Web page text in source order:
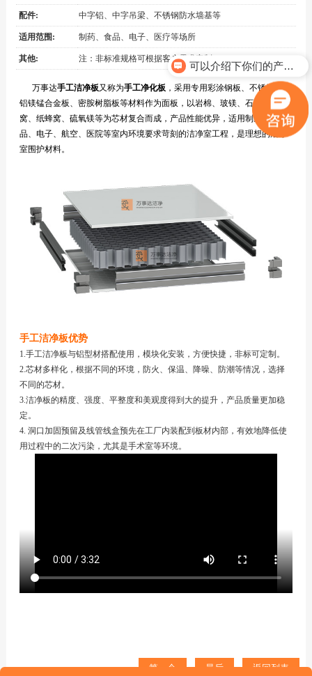
配件: 中字铝、中字吊梁、不锈钢防水墙基等
适用范围: 制药、食品、电子、医疗等场所
其他: 注：非标准规格可根据客户需求定制
万事达手工洁净板又称为手工净化板，采用专用彩涂钢板、不锈钢板、
铝镁锰合金板、密胺树脂板等材料作为面板，以岩棉、玻镁、石膏、铝蜂
窝、纸蜂窝、硫氧镁等为芯材复合而成，产品性能优异，适用制药、食
品、电子、航空、医院等室内环境要求苛刻的洁净室工程，是理想的洁净
室围护材料。
手工洁净板优势
1.手工洁净板与铝型材搭配使用，模块化安装，方便快捷，非标可定制。
2.芯材多样化，根据不同的环境，防火、保温、降噪、防潮等情况，选择
不同的芯材。
3.洁净板的精度、强度、平整度和美观度得到大的提升，产品质量更加稳
定。
4. 洞口加固预留及线管线盒预先在工厂内装配到板材内部，有效地降低使
用过程中的二次污染，尤其是手术室等环境。
第一个 最后 返回列表
可以介绍下你们的产品么？